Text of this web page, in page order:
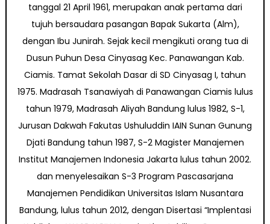
tanggal 21 April 1961, merupakan anak pertama dari
tujuh bersaudara pasangan Bapak Sukarta (Alm),
dengan Ibu Junirah. Sejak kecil mengikuti orang tua di
Dusun Puhun Desa Cinyasag Kec. Panawangan Kab.
Ciamis. Tamat Sekolah Dasar di SD Cinyasag I, tahun
1975. Madrasah Tsanawiyah di Panawangan Ciamis lulus
tahun 1979, Madrasah Aliyah Bandung lulus 1982, S-1,
Jurusan Dakwah Fakutas Ushuluddin IAIN Sunan Gunung
Djati Bandung tahun 1987, S-2 Magister Manajemen
Institut Manajemen Indonesia Jakarta lulus tahun 2002.
dan menyelesaikan S-3 Program Pascasarjana
Manajemen Pendidikan Universitas Islam Nusantara
Bandung, lulus tahun 2012, dengan Disertasi “Implentasi